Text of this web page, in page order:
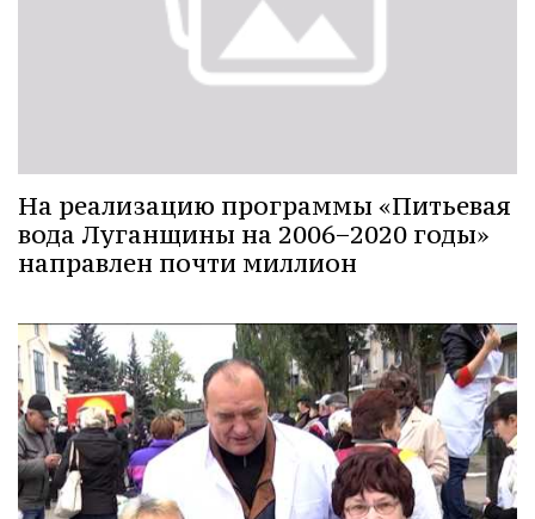
На реализацию программы «Питьевая
вода Луганщины на 2006−2020 годы»
направлен почти миллион